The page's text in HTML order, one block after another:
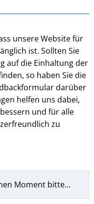
unsere Website für
ist. Sollten Sie
auf die Einhaltung der
so haben Sie die
darüber
helfen uns dabei,
und für alle
zu
Moment bitte…